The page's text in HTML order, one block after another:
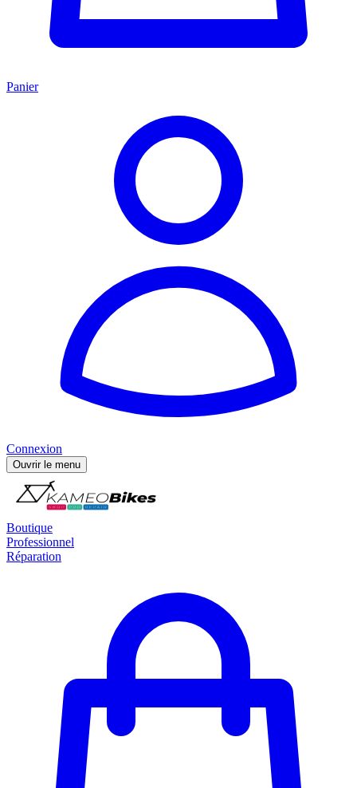
Panier
Connexion
Ouvrir le menu
Boutique
Professionnel
Réparation